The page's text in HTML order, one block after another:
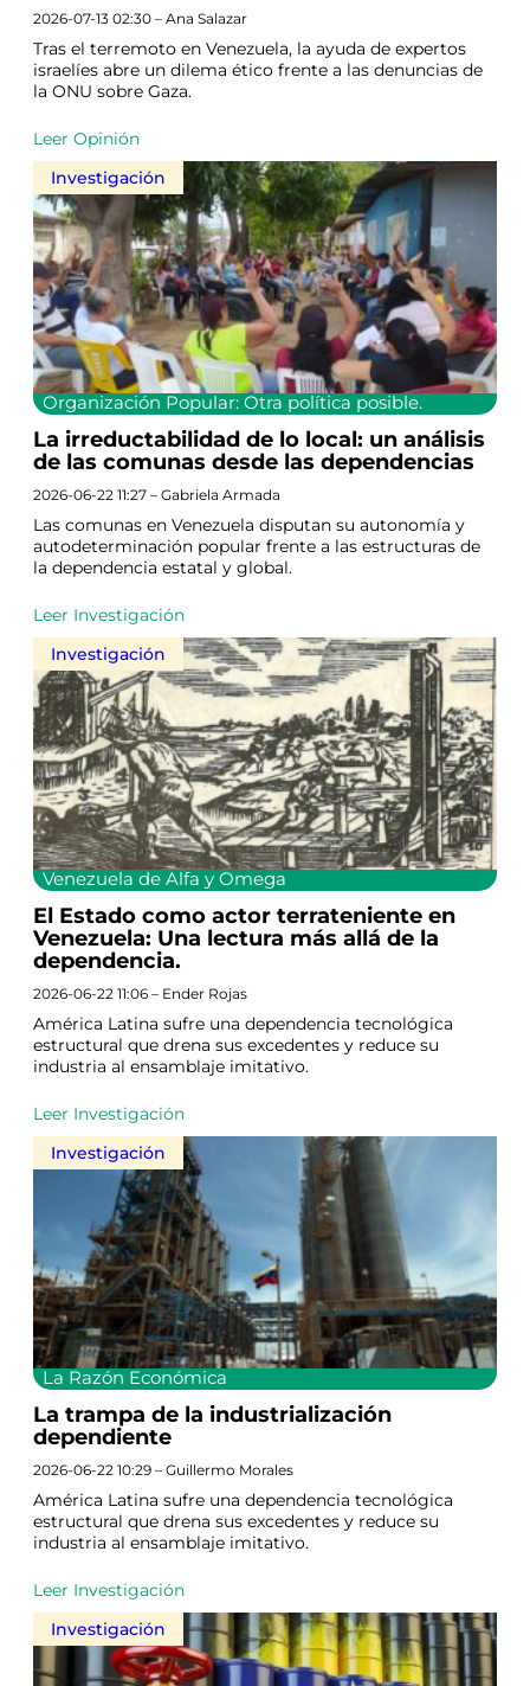
2026-07-13 02:30 – Ana Salazar
Tras el terremoto en Venezuela, la ayuda de expertos
israelíes abre un dilema ético frente a las denuncias de
la ONU sobre Gaza.
Leer Opinión
Investigación
Organización Popular: Otra política posible.
La irreductabilidad de lo local: un análisis
de las comunas desde las dependencias
2026-06-22 11:27 – Gabriela Armada
Las comunas en Venezuela disputan su autonomía y
autodeterminación popular frente a las estructuras de
la dependencia estatal y global.
Leer Investigación
Investigación
Venezuela de Alfa y Omega
El Estado como actor terrateniente en
Venezuela: Una lectura más allá de la
dependencia.
2026-06-22 11:06 – Ender Rojas
América Latina sufre una dependencia tecnológica
estructural que drena sus excedentes y reduce su
industria al ensamblaje imitativo.
Leer Investigación
Investigación
La Razón Económica
La trampa de la industrialización
dependiente
2026-06-22 10:29 – Guillermo Morales
América Latina sufre una dependencia tecnológica
estructural que drena sus excedentes y reduce su
industria al ensamblaje imitativo.
Leer Investigación
Investigación